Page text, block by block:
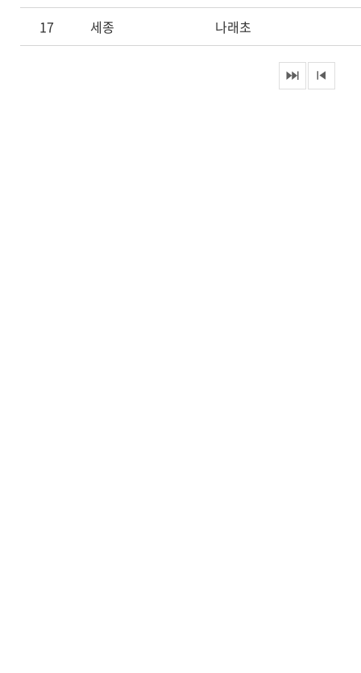
17
세종 나래초